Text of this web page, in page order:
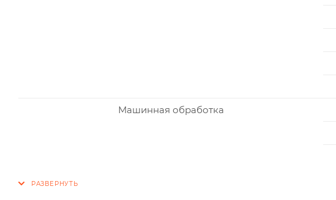
Машинная обработка